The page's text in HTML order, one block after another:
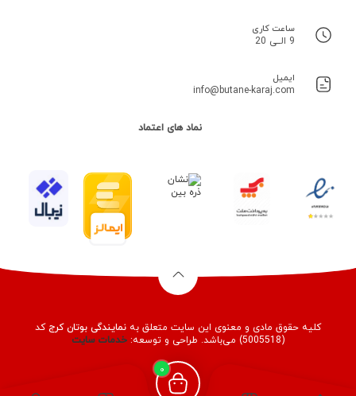
0
ساعت کاری
9 الــی 20
ایمیل
info@butane-karaj.com
نماد های اعتماد
کلیه حقوق مادی و معنوی این سایت متعلق به نمایندگی بوتان کرجکد
(5005518) می‌باشد. طراحی و توسعه:
خدماتسایت